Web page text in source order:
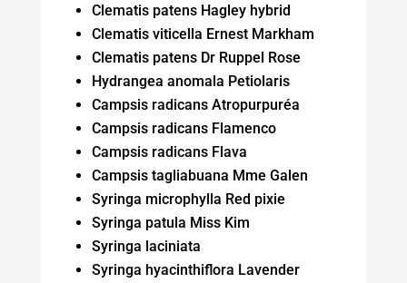
Clematis patens Hagley hybrid
Clematis viticella Ernest Markham
Clematis patens Dr Ruppel Rose
Hydrangea anomala Petiolaris
Campsis radicans Atropurpuréa
Campsis radicans Flamenco
Campsis radicans Flava
Campsis tagliabuana Mme Galen
Syringa microphylla Red pixie
Syringa patula Miss Kim
Syringa laciniata
Syringa hyacinthiflora Lavender